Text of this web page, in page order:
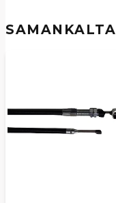
Kyllä, voit